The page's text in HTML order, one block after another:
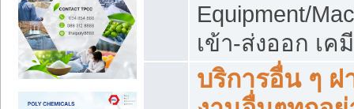
Equipment/
เข้า-ส่งออก เ
บริการอื่น ๆ